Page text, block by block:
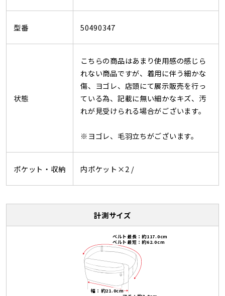
型番 50490347
状態
こちらの商品はあまり使用感の感じら
れない商品ですが、着用に伴う細かな
傷、ヨゴレ、店頭にて展示販売を行っ
ている為、記載に無い細かなキズ、汚
れが見受けられる場合がございます。
※ヨゴレ、毛羽立ちがございます。
ポケット・収納 内ポケット×2 /
計測サイズ
幅：約21.0cm
ベルト最短：約62.0cm
ベルト最長：約117.0cm